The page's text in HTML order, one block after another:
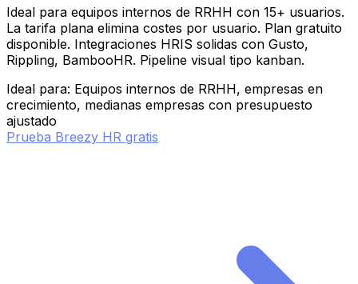
Ideal para equipos internos de RRHH con 15+ usuarios.
La tarifa plana elimina costes por usuario. Plan gratuito
disponible. Integraciones HRIS solidas con Gusto,
Rippling, BambooHR. Pipeline visual tipo kanban.
Ideal para: Equipos internos de RRHH, empresas en
crecimiento, medianas empresas con presupuesto
ajustado
Prueba Breezy HR gratis